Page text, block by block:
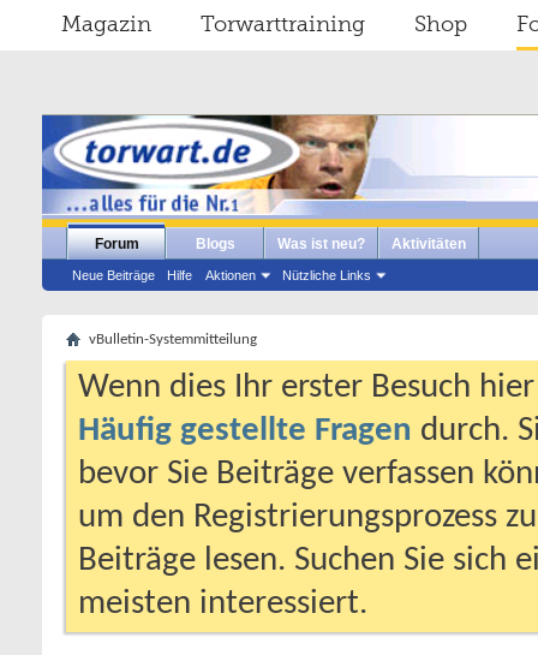
Magazin Torwarttraining Shop
Forum
Neue Beiträge Hilfe Aktionen Nützliche Links
Blogs Was ist neu? Aktivitäten
vBulletin-Systemmitteilung
Wenn dies Ihr erster Besuch
Häufig gestellte Fragen durch.
bevor Sie Beiträge verfassen
um den Registrierungsprozess
Beiträge lesen. Suchen Sie sich
meisten interessiert.